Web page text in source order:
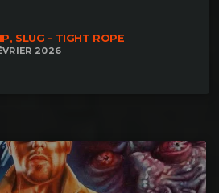
SLUG – TIGHT ROPE
2026